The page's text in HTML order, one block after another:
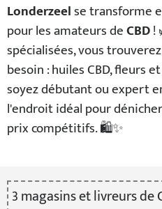
Londerzeelse transforme
pour les amateurs deCBD!
spécialisées, vous
besoin : huiles CBD, fleurs
soyez débutant ou expert
l'endroit idéal pour
prix compétitifs. 🛍️✨
3magasinset livreursde